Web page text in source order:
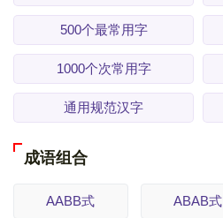
500个最常用字
1000个次常用字
通用规范汉字
成语组合
AABB式 ABAB式